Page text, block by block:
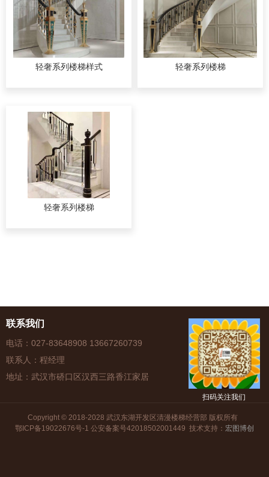
轻奢系列楼梯样式 轻奢系列楼梯
轻奢系列楼梯
联系我们
电话：027-83648908 13667260739
联系人：程经理
地址：武汉市硚口区汉西三路香江家居
扫码关注我们
Copyright © 2018-2028 武汉东湖开发区清漫楼梯经营部 版权所有
鄂ICP备19022676号-1 公安备案号42018502001449 技术支持： 宏图博创